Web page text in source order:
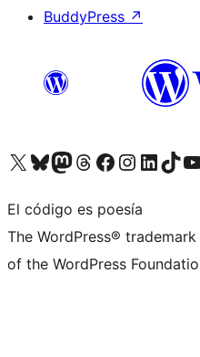
BuddyPress ↗
Visita nuestra cuenta de X (anteriormente Twitter)
Visita nuestra cuenta de Bluesky
Visita nuestra cuenta de Mastodon
Visita nuestra cuenta de Threads
Visita nuestra página de Facebook
Visita nuestra cuenta de
Visita nuestra cuenta
Visita nuestra
El código es poesía
The WordPress®
of the WordPress